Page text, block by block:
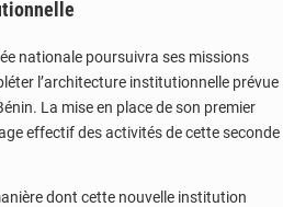
nationale poursuivra ses missions
l’architecture institutionnelle prévue
La mise en place de son premier
effectif des activités de cette seconde
dont cette nouvelle institution